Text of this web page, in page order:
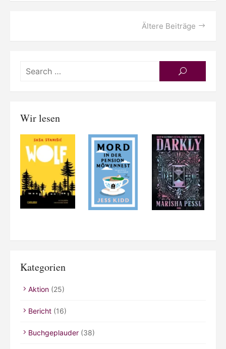
Ältere Beiträge
SEARCH
Wir lesen
Kategorien
Aktion (25)
Bericht (16)
Buchgeplauder (38)